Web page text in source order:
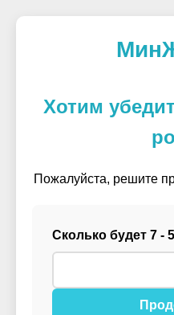
Хотим
Пожалуйста, решите
Сколько будет 7 -